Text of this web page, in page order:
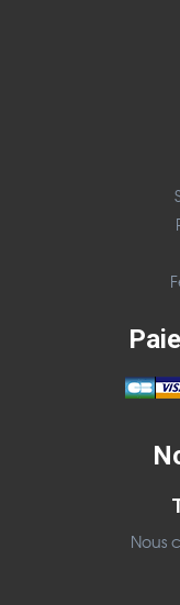
Nous